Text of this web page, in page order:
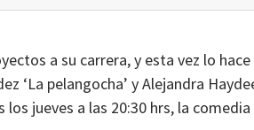
a su carrera, y esta vez lo
‘La pelangocha’ y Alejandra
jueves a las 20:30 hrs, la